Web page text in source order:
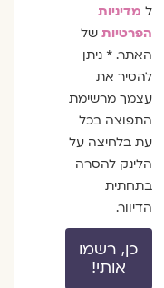
מדיניות
הפרטיותשל
האתר. * ניתן
להסיר את
עצמך מרשימת
התפוצה בכל
עת בלחיצה על
הלינק להסרה
בתחתית
הדיוור.
כן, רשמו
אותי!